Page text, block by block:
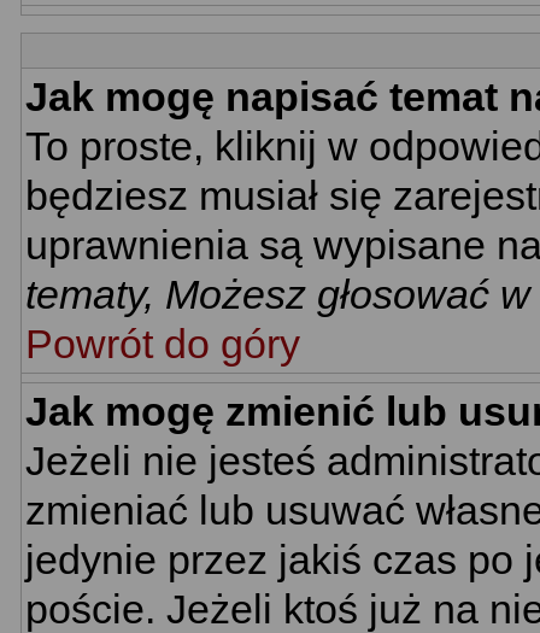
Jak mogę napisać temat
To proste, kliknij w
będziesz musiał się
uprawnienia są wypisane
tematy, Możesz głosować
Powrót do góry
Jak mogę zmienić lub
Jeżeli nie jesteś
zmieniać lub usuwać
jedynie przez jakiś czas
poście. Jeżeli ktoś już na